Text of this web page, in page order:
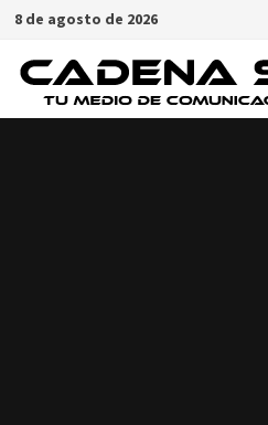
Saltar
contenido
8 de agosto de 2026